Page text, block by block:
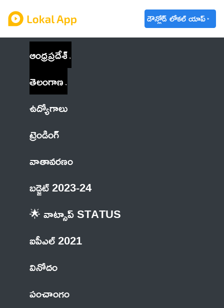
డౌన్లోడ్ లోకల్ యాప్
ఆంధ్రప్రదేశ్
తెలంగాణ
ఉద్యోగాలు
ట్రెండింగ్
వాతావరణం
బడ్జెట్ 2023-24
🌟 వాట్సాప్ STATUS
ఐపీఎల్ 2021
వినోదం
పంచాంగం